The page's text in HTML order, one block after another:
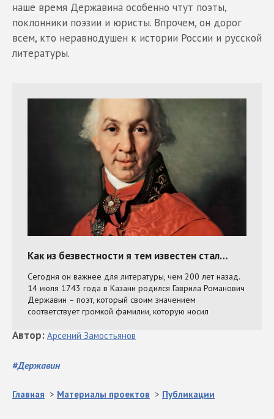
наше время Державина особенно чтут поэты,
поклонники поэзии и юристы. Впрочем, он дорог
всем, кто неравнодушен к истории России и русской
литературы.
#Державин
Автор: Арсений Замостьянов
Главная > Материалы проектов > Публикации